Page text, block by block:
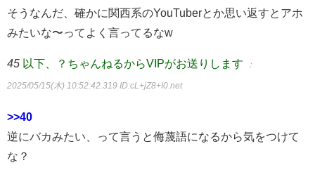
そうなんだ、確かに関西系のYouTuberとか思い返すとアホ
みたいな〜ってよく言ってるなw
45 以下、？ちゃんねるからVIPがお送りします ：
2025/05/15(木) 10:52:42.319 ID:cL+jZ8+I0.net
>>40
逆にバカみたい、って言うと侮蔑語になるから気をつけて
な？